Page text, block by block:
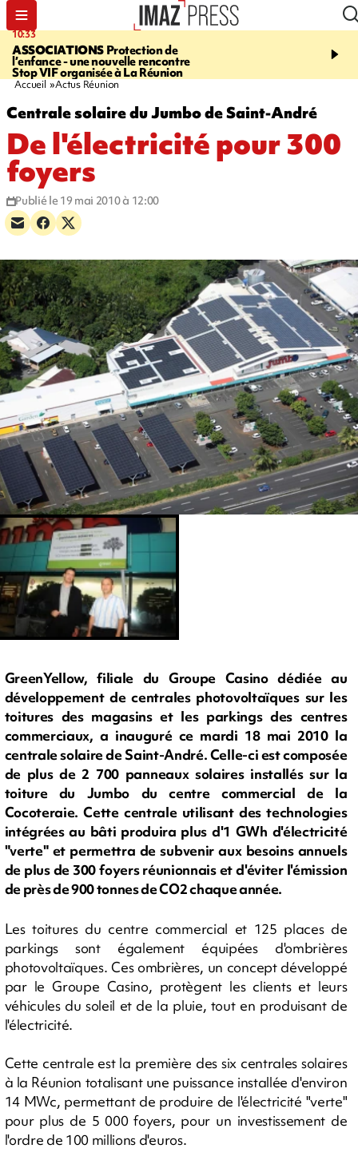
10:33
ASSOCIATIONSProtection de
l’enfance - une nouvelle rencontre
Stop VIF organisée à La Réunion
15:03
Vaste feu
l'ouest du pays, 20.000
Accueil Actus Réunion
Centrale solaire du Jumbo de Saint-André
De l'électricité pour 300
foyers
Publié le 19 mai 2010 à 12:00
GreenYellow, filiale du Groupe Casino dédiée au
développement de centrales photovoltaïques sur les
toitures des magasins et les parkings des centres
commerciaux, a inauguré ce mardi 18 mai 2010 la
centrale solaire de Saint-André. Celle-ci est composée
de plus de 2 700 panneaux solaires installés sur la
toiture du Jumbo du centre commercial de la
Cocoteraie. Cette centrale utilisant des technologies
intégrées au bâti produira plus d'1 GWh d'électricité
"verte" et permettra de subvenir aux besoins annuels
de plus de 300 foyers réunionnais et d'éviter l'émission
de près de 900 tonnes de CO2 chaque année.
Les toitures du centre commercial et 125 places de
parkings sont également équipées d'ombrières
photovoltaïques. Ces ombrières, un concept développé
par le Groupe Casino, protègent les clients et leurs
véhicules du soleil et de la pluie, tout en produisant de
l'électricité.
Cette centrale est la première des six centrales solaires
à la Réunion totalisant une puissance installée d'environ
14 MWc, permettant de produire de l'électricité "verte"
pour plus de 5 000 foyers, pour un investissement de
l'ordre de 100 millions d'euros.